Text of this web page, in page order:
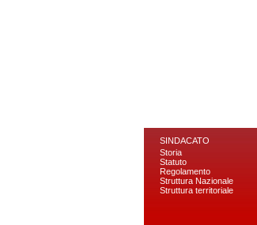
SINDACATO
Storia
Statuto
Regolamento
Struttura Nazionale
Struttura territoriale